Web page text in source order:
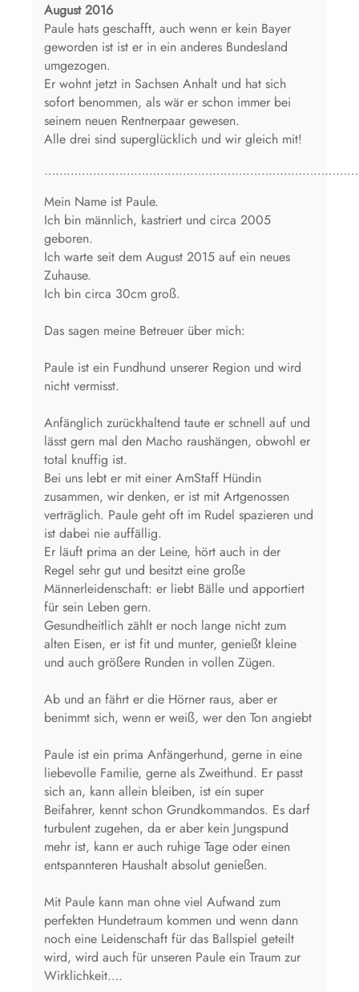
August 2016
Paule hats geschafft, auch wenn er kein Bayer
geworden ist ist er in ein anderes Bundesland
umgezogen.
Er wohnt jetzt in Sachsen Anhalt und hat sich
sofort benommen, als wär er schon immer bei
seinem neuen Rentnerpaar gewesen.
Alle drei sind superglücklich und wir gleich mit!
Mein Name ist Paule.
Ich bin männlich, kastriert und circa 2005
geboren.
Ich warte seit dem August 2015 auf ein neues
Zuhause.
Ich bin circa 30cm groß.
Das sagen meine Betreuer über mich:
Paule ist ein Fundhund unserer Region und wird
nicht vermisst.
Anfänglich zurückhaltend taute er schnell auf und
lässt gern mal den Macho raushängen, obwohl er
total knuffig ist.
Bei uns lebt er mit einer AmStaff Hündin
zusammen, wir denken, er ist mit Artgenossen
verträglich. Paule geht oft im Rudel spazieren und
ist dabei nie auffällig.
Er läuft prima an der Leine, hört auch in der
Regel sehr gut und besitzt eine große
Männerleidenschaft: er liebt Bälle und apportiert
für sein Leben gern.
Gesundheitlich zählt er noch lange nicht zum
alten Eisen, er ist fit und munter, genießt kleine
und auch größere Runden in vollen Zügen.
Ab und an fährt er die Hörner raus, aber er
benimmt sich, wenn er weiß, wer den Ton angiebt
Paule ist ein prima Anfängerhund, gerne in eine
liebevolle Familie, gerne als Zweithund. Er passt
sich an, kann allein bleiben, ist ein super
Beifahrer, kennt schon Grundkommandos. Es darf
turbulent zugehen, da er aber kein Jungspund
mehr ist, kann er auch ruhige Tage oder einen
entspannteren Haushalt absolut genießen.
Mit Paule kann man ohne viel Aufwand zum
perfekten Hundetraum kommen und wenn dann
noch eine Leidenschaft für das Ballspiel geteilt
wird, wird auch für unseren Paule ein Traum zur
Wirklichkeit….